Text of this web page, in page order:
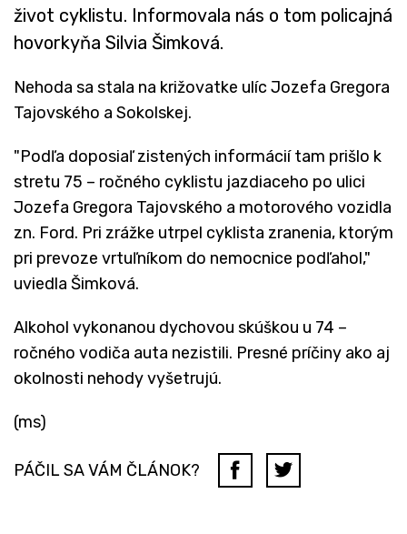
život cyklistu. Informovala nás o tom policajná
hovorkyňa Silvia Šimková.
Nehoda sa stala na križovatke ulíc Jozefa Gregora
Tajovského a Sokolskej.
"Podľa doposiaľ zistených informácií tam prišlo k
stretu 75 – ročného cyklistu jazdiaceho po ulici
Jozefa Gregora Tajovského a motorového vozidla
zn. Ford. Pri zrážke utrpel cyklista zranenia, ktorým
pri prevoze vrtuľníkom do nemocnice podľahol,"
uviedla Šimková.
Alkohol vykonanou dychovou skúškou u 74 –
ročného vodiča auta nezistili. Presné príčiny ako aj
okolnosti nehody vyšetrujú.
(ms)
PÁČIL SA VÁM ČLÁNOK?